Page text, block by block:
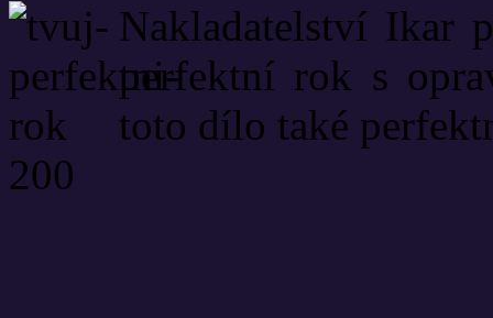
Nakladatelství Ikar
perfektní rok s
toto dílo také